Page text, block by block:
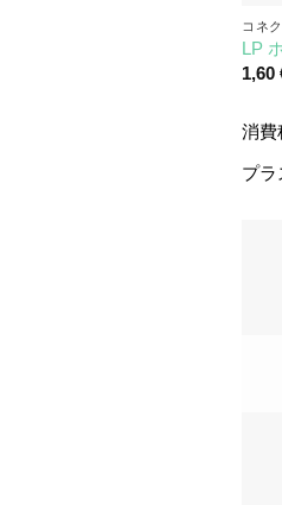
コネ
LP
1,60
消費
プ